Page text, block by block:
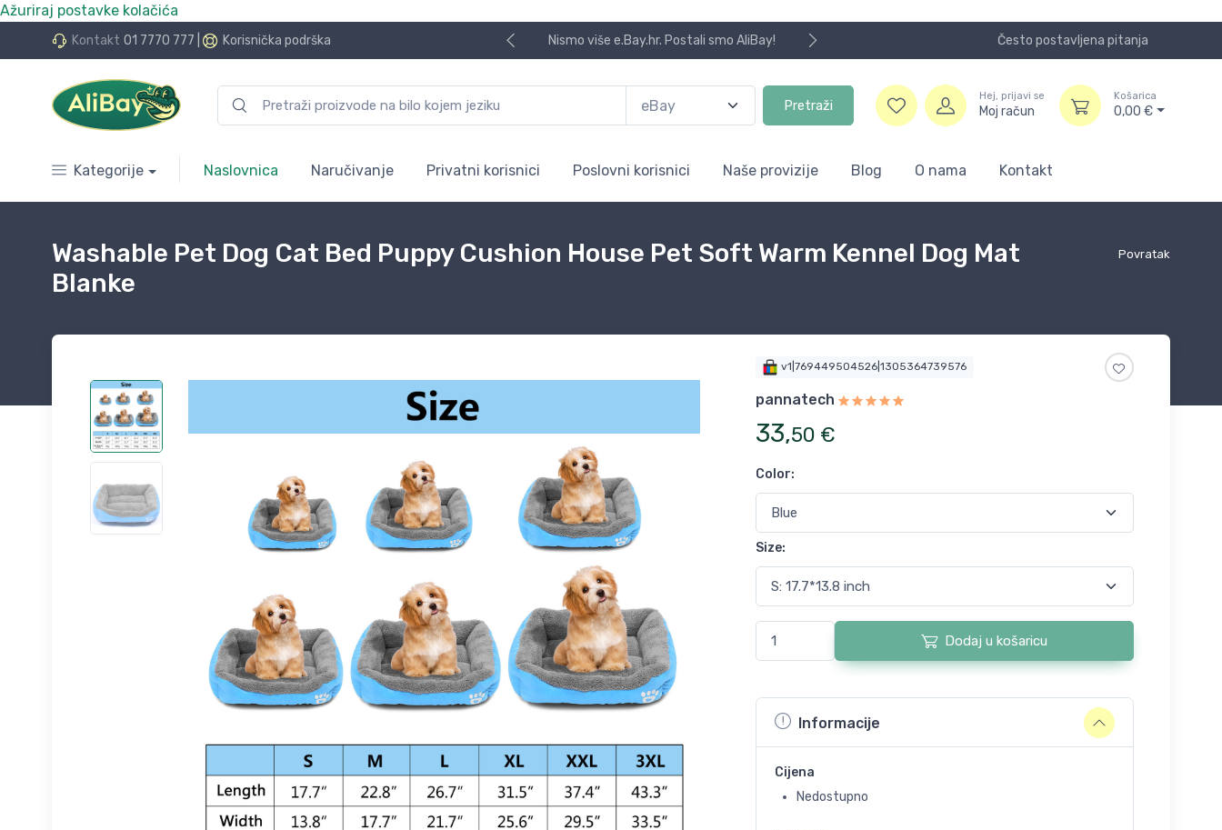
Ažuriraj postavke kolačića
Kontakt 01 7770 777 Korisnička podrška
24 rate bez kamata Nismo više e.Bay.hr. Postali smo AliBay! Često postavljena pitanja
Pretraži
Hej, prijavi se
Moj račun
Košarica
0,00 €
Kategorije Naslovnica Naručivanje Privatni korisnici Poslovni korisnici Naše provizije Blog O nama Kontakt
Povratak
Washable Pet Dog Cat Bed Puppy Cushion House Pet Soft Warm Kennel Dog Mat
Blanke
v1|769449504526|1305364739576
pannatech
33,50 €
Color:
Size:
Dodaj u košaricu
Informacije
Cijena
Nedostupno